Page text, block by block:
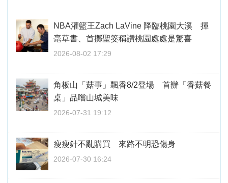
NBA灌籃王Zach LaVine 降臨桃園大溪 揮
毫草書、首擲聖筊稱讚桃園處處是驚喜
2026-08-02 17:29
角板山「菇事」飄香8/2登場 首辦「香菇餐
桌」品嚐山城美味
2026-07-31 19:12
瘦瘦針不亂購買 來路不明恐傷身
2026-07-30 16:24